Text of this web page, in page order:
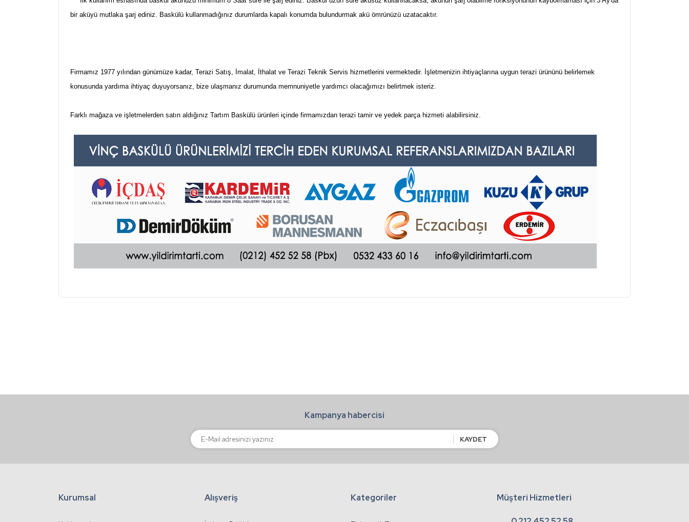
bir aküyü mutlaka şarj ediniz. Baskülü kullanmadığınız durumlarda kapalı konumda bulundurmak akü ömrünüzü uzatacaktır.
Firmamız 1977 yılından günümüze kadar, Terazi Satış, İmalat, İthalat ve Terazi Teknik Servis hizmetlerini vermektedir. İşletmenizin ihtiyaçlarına uygun terazi ürününü belirlemek
konusunda yardıma ihtiyaç duyuyorsanız, bize ulaşmanız durumunda memnuniyetle yardımcı olacağımızı belirtmek isteriz.
Farklı mağaza ve işletmelerden satın aldığınız Tartım Baskülü ürünleri içinde firmamızdan terazi tamir ve yedek parça hizmeti alabilirsiniz.
Görüş ve önerileriniz için teşekkür ederiz.
Kampanya habercisi
KAYDET
Kurumsal Alışveriş Kategoriler Müşteri Hizmetleri